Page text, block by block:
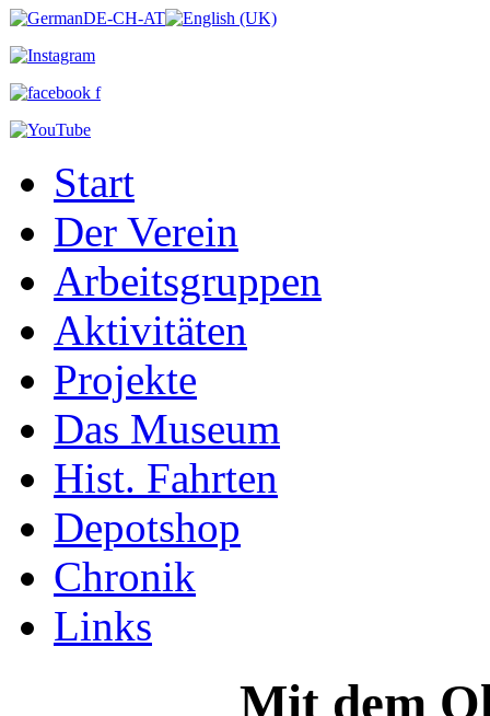
Start
Der Verein
Arbeitsgruppen
Aktivitäten
Projekte
Das Museum
Hist. Fahrten
Depotshop
Chronik
Links
Mit dem